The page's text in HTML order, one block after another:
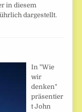
in diesem
dargestellt.
In "Wie
wir
denken"
präsentier
t John